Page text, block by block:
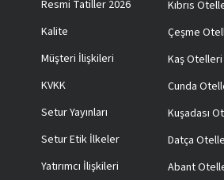
Resmi Tatiller 2026
Kalite
Müşteri İlişkileri
KVKK
Setur Yayınları
Setur Etik İlkeler
Yatırımcı İlişkileri
Kıbrıs
Çeşme
Kaş Otelleri
Cunda
Kuşadası
Datça
Abant